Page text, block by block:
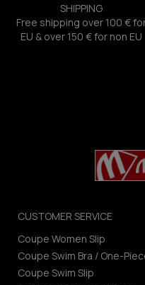
SHIPPING
Free shipping over 100 €
EU & over 150 € for non EU
CUSTOMER SERVICE
Coupe Women Slip
Coupe Swim Bra / One-
Coupe Swim Slip